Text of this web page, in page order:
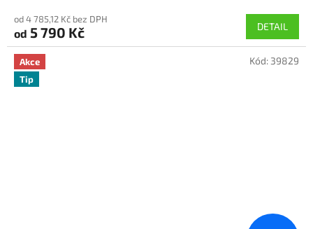
od 4 785,12 Kč bez DPH
od 5 790 Kč DETAIL
Akce
Tip
Kód: 39829